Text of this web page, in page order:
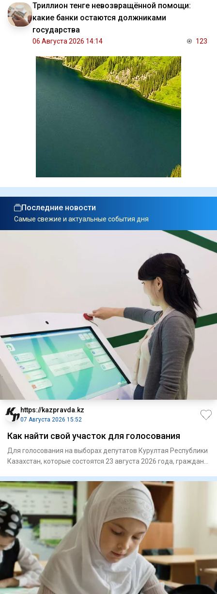
Триллион тенге невозвращённой помощи:
какие банки остаются должниками
государства
06 Августа 2026 14:14 123
Последние новости
Самые свежие и актуальные события дня
https://kazpravda.kz
07 Августа 2026 15:52
Как найти свой участок для голосования
Для голосования на выборах депутатов Курултая Республики
Казахстан, которые состоятся 23 августа 2026 года, граждане